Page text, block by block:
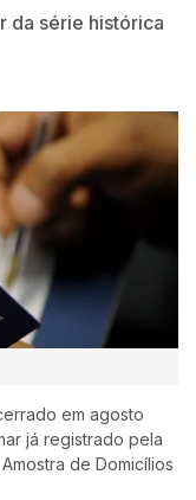
da série histórica
em agosto
já registrado pela
de Domicílios